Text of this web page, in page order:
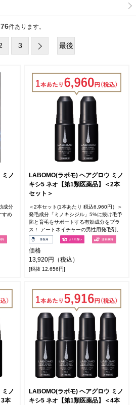
76件あります。
3 最後
ノ
成分
すめ
LABOMO(ラボモ) ヘアグロウ ミノ
キシ5 ネオ【第1類医薬品】＜2本
セット＞
＜2本セット(1本あたり 税込6,960円）＞
発毛成分「ミノキシジル」5%に抜け毛予
防と育毛をサポートする有効成分をプラ
ス！ アートネイチャーの男性用発毛剤。
価格
13,920円（税込）
[税抜 12,656円]
ノ
3本
LABOMO(ラボモ) ヘアグロウ ミノ
キシ5 ネオ【第1類医薬品】＜4本